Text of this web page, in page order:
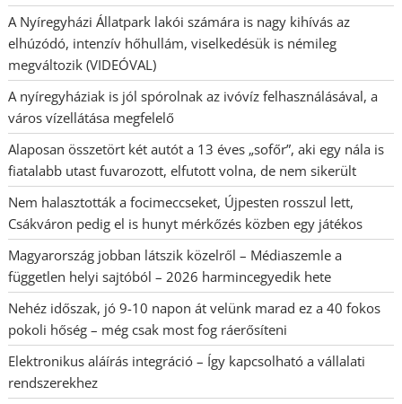
A Nyíregyházi Állatpark lakói számára is nagy kihívás az
elhúzódó, intenzív hőhullám, viselkedésük is némileg
megváltozik (VIDEÓVAL)
A nyíregyháziak is jól spórolnak az ivóvíz felhasználásával, a
város vízellátása megfelelő
Alaposan összetört két autót a 13 éves „sofőr”, aki egy nála is
fiatalabb utast fuvarozott, elfutott volna, de nem sikerült
Nem halasztották a focimeccseket, Újpesten rosszul lett,
Csákváron pedig el is hunyt mérkőzés közben egy játékos
Magyarország jobban látszik közelről – Médiaszemle a
független helyi sajtóból – 2026 harmincegyedik hete
Nehéz időszak, jó 9-10 napon át velünk marad ez a 40 fokos
pokoli hőség – még csak most fog ráerősíteni
Elektronikus aláírás integráció – Így kapcsolható a vállalati
rendszerekhez